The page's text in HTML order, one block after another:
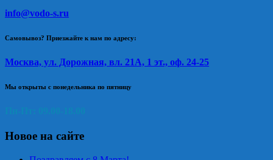
info@vodo-s.ru
Самовывоз? Приезжайте к нам по адресу:
Москва, ул. Дорожная, вл. 21А, 1 эт., оф. 24-25
Мы открыты с понедельника по пятницу
Новое на сайте